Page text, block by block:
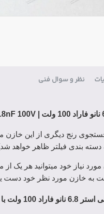
نظر و سوال فنی
رنج دیگری از این خازن
دسته بندی فیلتر ظاهر خواهد
نیاز خود میتوانید هر یک
خازن مورد نظر خود دست
فاراد 100 ولت با